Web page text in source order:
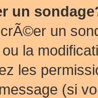
un
un
la
les
(si